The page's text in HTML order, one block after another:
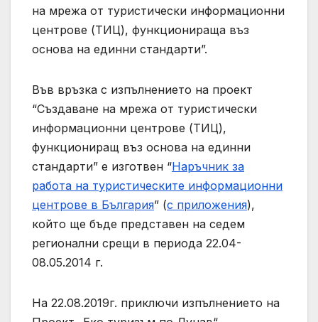
на мрежа от туристически информационни
центрове (ТИЦ), функционираща въз
основа на единни стандарти”.
Във връзка с изпълнението на проект
“Създаване на мрежа от туристически
информационни центрове (ТИЦ),
функциониращ въз основа на единни
стандарти” е изготвен “Наръчник за
работа на туристическите информационни
центрове в България” (с приложения),
който ще бъде представен на седем
регионални срещи в периода 22.04-
08.05.2014 г.
На 22.08.2019г. приключи изпълнението на